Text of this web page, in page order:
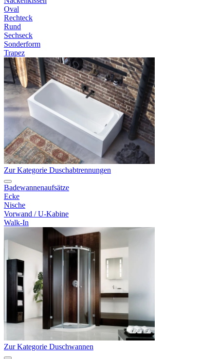
Oval
Rechteck
Rund
Sechseck
Sonderform
Trapez
Zur Kategorie Duschabtrennungen
Badewannenaufsätze
Ecke
Nische
Vorwand / U-Kabine
Walk-In
Zur Kategorie Duschwannen